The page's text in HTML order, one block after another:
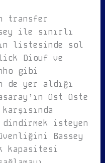
transfer
ile sınırlı
listesinde sol
Diouf ve
gibi
yer aldığı
üst üste
isteyen
Bassey